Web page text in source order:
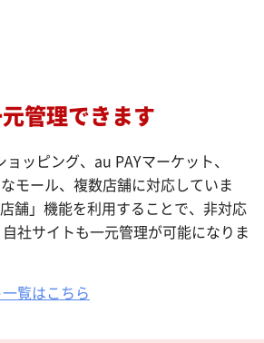
管理できます
ッピング、au PAYマーケット、
モール、複数店舗に対応していま
舗」機能を利用することで、非対応
社サイトも一元管理が可能になりま
覧はこちら